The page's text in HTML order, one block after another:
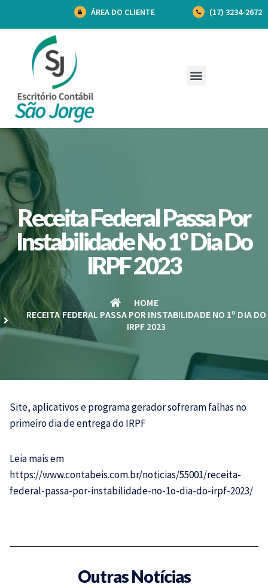
ÁREA DO CLIENTE (17) 3234-2672
Receita Federal Passa Por
Instabilidade No 1º Dia Do
IRPF 2023
HOME
RECEITA FEDERAL PASSA POR INSTABILIDADE NO 1º DIA DO
IRPF 2023
Site, aplicativos e programa gerador sofreram falhas no
primeiro dia de entrega doIRPF
Leia mais em
https://www.contabeis.com.br/noticias/55001/receita-
federal-passa-por-instabilidade-no-1o-dia-do-irpf-2023/
Outras Notícias